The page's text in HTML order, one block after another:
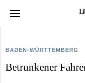
BADEN-WÜRTTEMBERG
Betrunkener